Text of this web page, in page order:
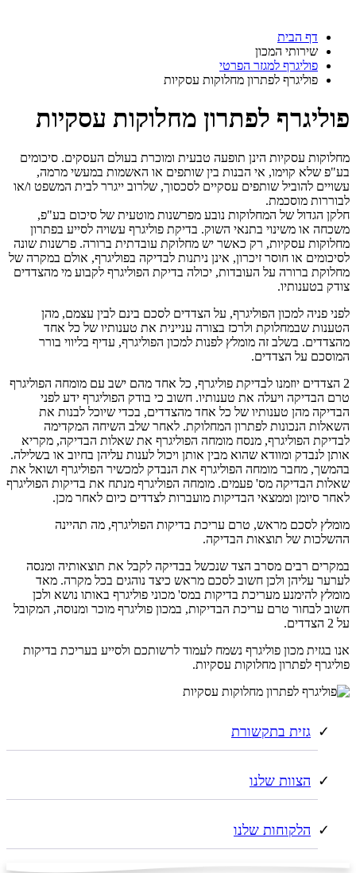
דף הבית
שירותי המכון
פוליגרף למגזר הפרטי
פוליגרף לפתרון מחלוקות עסקיות
פוליגרף לפתרון מחלוקות עסקיות
מחלוקות עסקיות הינן תופעה טבעית ומוכרת בעולם העסקים. סיכומים
בע"פ שלא קוימו, אי הבנות בין שותפים או האשמות במעשי מרמה,
עשויים להוביל שותפים עסקיים לסכסוך, שלרוב ייגרר לבית המשפט ו/או
לבוררות מוסכמת.
חלקן הגדול של המחלוקות נובע מפרשנות מוטעית של סיכום בע"פ,
משכחה או משינוי בתנאי השוק. בדיקת פוליגרף עשויה לסייע בפתרון
מחלוקות עסקיות, רק כאשר יש מחלוקת עובדתית ברורה. פרשנות שונה
לסיכומים או חוסר זיכרון, אינן ניתנות לבדיקה בפוליגרף, אולם במקרה של
מחלוקת ברורה על העובדות, יכולה בדיקת הפוליגרף לקבוע מי מהצדדים
צודק בטענותיו.
לפני פניה למכון הפוליגרף, על הצדדים לסכם בינם לבין עצמם, מהן
הטענות שבמחלוקת ולרכז בצורה עניינית את טענותיו של כל אחד
מהצדדים. בשלב זה מומלץ לפנות למכון הפוליגרף, עדיף בליווי בורר
המוסכם על הצדדים.
2 הצדדים יוזמנו לבדיקת פוליגרף, כל אחד מהם ישב עם מומחה הפוליגרף
טרם הבדיקה ויעלה את טענותיו. חשוב כי בודק הפוליגרף ידע לפני
הבדיקה מהן טענותיו של כל אחד מהצדדים, בכדי שיוכל לבנות את
השאלות הנכונות לפתרון המחלוקת. לאחר שלב השיחה המקדימה
לבדיקת הפוליגרף, מנסח מומחה הפוליגרף את שאלות הבדיקה, מקריא
אותן לנבדק ומוודא שהוא מבין אותן ויכול לענות עליהן בחיוב או בשלילה.
בהמשך, מחבר מומחה הפוליגרף את הנבדק למכשיר הפוליגרף ושואל את
שאלות הבדיקה מס' פעמים. מומחה הפוליגרף מנתח את בדיקות הפוליגרף
לאחר סיומן וממצאי הבדיקות מועברות לצדדים כיום לאחר מכן.
מומלץ לסכם מראש, טרם עריכת בדיקות הפוליגרף, מה תהיינה
ההשלכות של תוצאות הבדיקה.
במקרים רבים מסרב הצד שנכשל בבדיקה לקבל את תוצאותיה ומנסה
לערער עליהן ולכן חשוב לסכם מראש כיצד נוהגים בכל מקרה. מאד
מומלץ להימנע מעריכת בדיקות במס' מכוני פוליגרף באותו נושא ולכן
חשוב לבחור טרם עריכת הבדיקות, במכון פוליגרף מוכר ומנוסה, המקובל
על 2 הצדדים.
אנו בגזית מכון פוליגרף נשמח לעמוד לרשותכם ולסייע בעריכת בדיקות
פוליגרף לפתרון מחלוקות עסקיות.
גזית בתקשורת
הצוות שלנו
הלקוחות שלנו